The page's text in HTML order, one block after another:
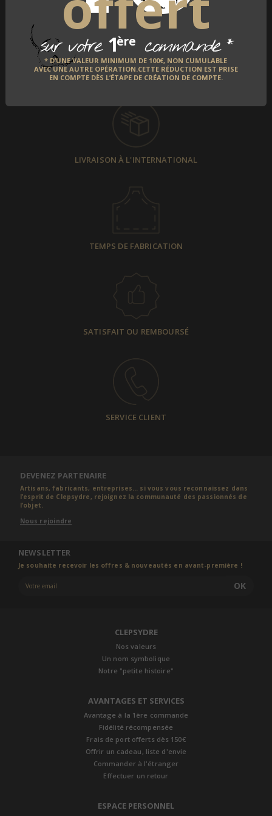
sur votre 1ère commande*
* D’UNE VALEUR MINIMUM DE 100€, NON CUMULABLE
AVEC UNE AUTRE OPÉRATION.CETTE RÉDUCTION EST PRISE
EN COMPTE DÈS L’ÉTAPE DE CRÉATION DE COMPTE.
PAIEMENT SÉCURISÉ
LIVRAISON À L'INTERNATIONAL
TEMPS DE FABRICATION
SATISFAIT OU REMBOURSÉ
SERVICE CLIENT
DEVENEZ PARTENAIRE
Artisans, fabricants, entreprises... si vous vous reconnaissez dans
l’esprit de Clepsydre, rejoignez la communauté des passionnés de
l’objet.
Nous rejoindre
NEWSLETTER
Je souhaite recevoir les offres & nouveautés en avant-première !
OK
CLEPSYDRE
Nos valeurs
Un nom symbolique
Notre "petite histoire"
AVANTAGES ET SERVICES
Avantage à la 1ère commande
Fidélité récompensée
Frais de port offerts dès 150€
Offrir un cadeau, liste d'envie
Commander à l'étranger
Effectuer un retour
ESPACE PERSONNEL